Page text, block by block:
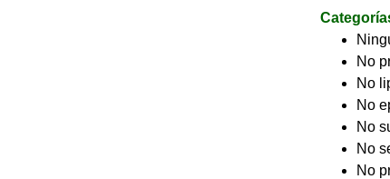
No
No
No
No
No
No